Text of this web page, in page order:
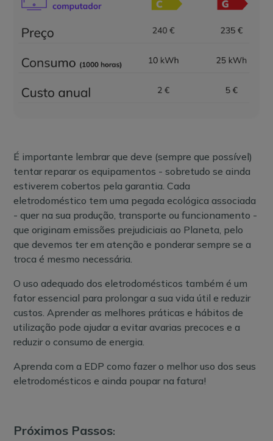
É importante lembrar que deve (sempre que possível)
tentar reparar os equipamentos - sobretudo se ainda
estiverem cobertos pela garantia. Cada
eletrodoméstico tem uma pegada ecológica associada
- quer na sua produção, transporte ou funcionamento -
que originam emissões prejudiciais ao Planeta, pelo
que devemos ter em atenção e ponderar sempre se a
troca é mesmo necessária.
O uso adequado dos eletrodomésticos também é um
fator essencial para prolongar a sua vida útil e reduzir
custos. Aprender as melhores práticas e hábitos de
utilização pode ajudar a evitar avarias precoces e a
reduzir o consumo de energia.
Aprenda com a EDP como fazer o melhor uso dos seus
eletrodomésticos e ainda poupar na fatura!
Próximos Passos: